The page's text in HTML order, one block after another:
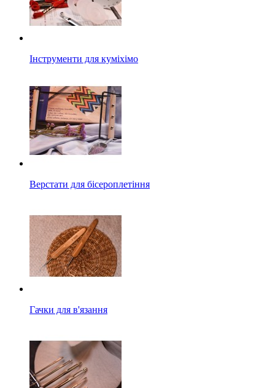
Інструменти для куміхімо
Верстати для бісероплетіння
Гачки для в'язання